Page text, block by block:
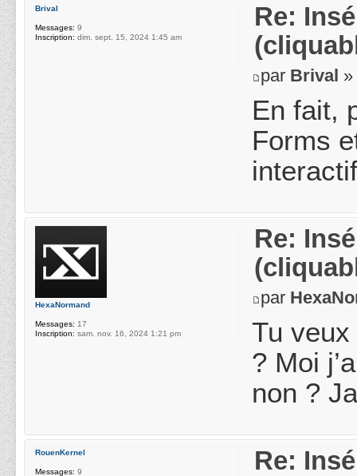
Re:
par Brival
En fait,
Forms
Brival
Messages: 9
Inscription: dim. sept. 15, 2024 1:45 am
Re:
par
Tu
? Moi
non ?
HexaNormand
Messages: 17
Inscription: sam. nov. 16, 2024 1:21 pm
Re:
RouenKernel
Messages: 9